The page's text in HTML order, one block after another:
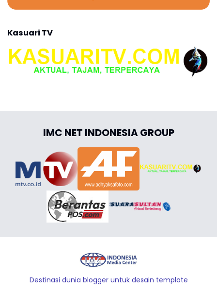
Kasuari TV
IMC NET INDONESIA GROUP
Destinasi dunia blogger untuk desain template